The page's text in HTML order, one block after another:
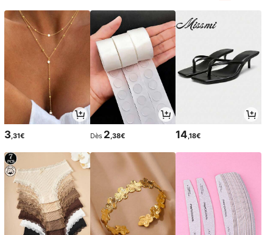
3 ,31€ Dès 2 ,38€ 14 ,18€